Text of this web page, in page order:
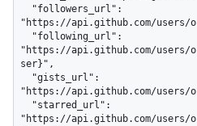
"https://api.github.com/users/
"https://api.github.com/users/
ser}",
"https://api.github.com/
"https://api.github.com/users/